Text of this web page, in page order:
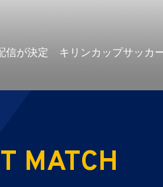
が決定 キリンカップサッカ
MATCH